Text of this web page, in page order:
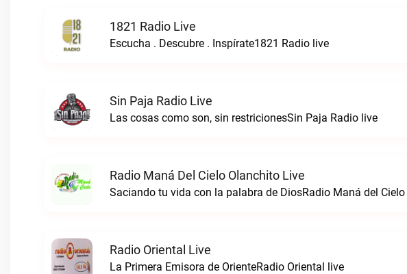
1821 Radio Live
Escucha . Descubre . Inspírate1821 Radio live
Sin Paja Radio Live
Las cosas como son, sin restricionesSin Paja Radio live
Radio Maná Del Cielo Olanchito Live
Radio Oriental Live
La Primera Emisora de OrienteRadio Oriental live